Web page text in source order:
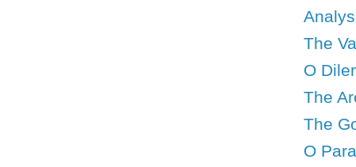
The
O
The
The
O